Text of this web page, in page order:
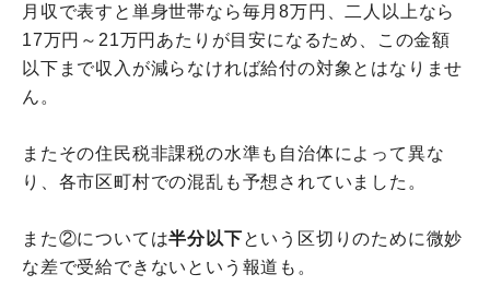
月収で表すと単身世帯なら毎月8万円、二人以上なら
17万円～21万円あたりが目安になるため、この金額
以下まで収入が減らなければ給付の対象とはなりませ
ん。
またその住民税非課税の水準も自治体によって異な
り、各市区町村での混乱も予想されていました。
また②については半分以下という区切りのために微妙
な差で受給できないという報道も。